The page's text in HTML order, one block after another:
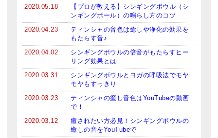
2020.05.18
【プロが教える】シンギングボウル（シ
ンギングボール）の鳴らし方のコツ
2020.04.23
ティンシャの音色は癒しや浄化の効果を
もたらす音♪
2020.04.02
シンギングボウルの倍音がもたらすヒー
リング効果とは
2020.03.31
シンギングボウルとヨガの呼吸法でモヤ
モヤもすっきり
2020.03.23
ティンシャの癒し音色はYouTubeの動画
で！
2020.03.12
癒されたい方必見！シンギングボウルの
癒しの音をYouTubeで